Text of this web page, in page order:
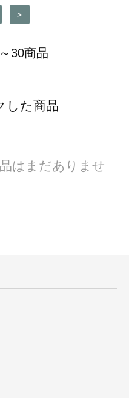
>
30商品
した商品
はまだありませ